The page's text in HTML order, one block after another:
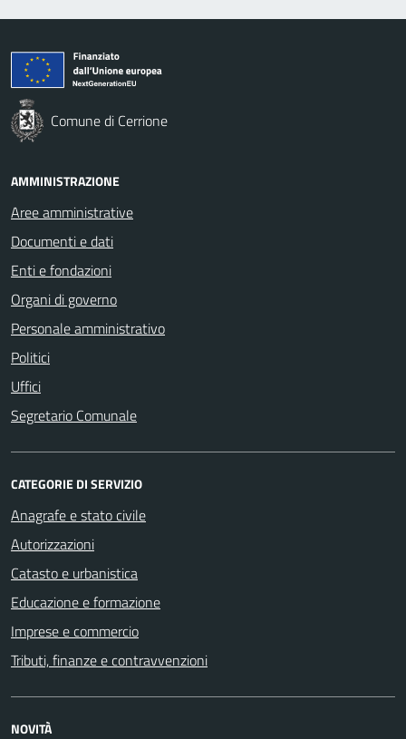
Comune di Cerrione
AMMINISTRAZIONE
Aree amministrative
Documenti e dati
Enti e fondazioni
Organi di governo
Personale amministrativo
Politici
Uffici
Segretario Comunale
CATEGORIE DI SERVIZIO
Anagrafe e stato civile
Autorizzazioni
Catasto e urbanistica
Educazione e formazione
Imprese e commercio
Tributi, finanze e contravvenzioni
NOVITÀ